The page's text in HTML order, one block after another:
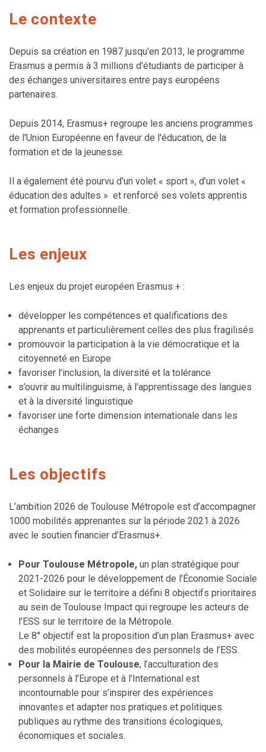
Le contexte
Depuis sa création en 1987 jusqu'en 2013, le programme
Erasmus a permis à 3 millions d'étudiants de participer à
des échanges universitaires entre pays européens
partenaires.
Depuis 2014, Erasmus+ regroupe les anciens programmes
de l'Union Européenne en faveur de l'éducation, de la
formation et de la jeunesse.
Il a également été pourvu d'un volet « sport », d’un volet «
éducation des adultes » et renforcé ses volets apprentis
et formation professionnelle.
Les enjeux
Les enjeux du projet européen Erasmus + :
développer les compétences et qualifications des
apprenants et particulièrement celles des plus fragilisés
promouvoir la participation à la vie démocratique et la
citoyenneté en Europe
favoriser l’inclusion, la diversité et la tolérance
s’ouvrir au multilinguisme, à l’apprentissage des langues
et à la diversité linguistique
favoriser une forte dimension internationale dans les
échanges
Les objectifs
L’ambition 2026 de Toulouse Métropole est d’accompagner
1000 mobilités apprenantes sur la période 2021 à 2026
avec le soutien financier d’Erasmus+.
Pour Toulouse Métropole, un plan stratégique pour
2021-2026 pour le développement de l’Économie Sociale
et Solidaire sur le territoire a défini 8 objectifs prioritaires
au sein de Toulouse Impact qui regroupe les acteurs de
l’ESS sur le territoire de la Métropole.
Le 8° objectif est la proposition d’un plan Erasmus+ avec
des mobilités européennes des personnels de l’ESS.
Pour la Mairie de Toulouse, l’acculturation des
personnels à l’Europe et à l’International est
incontournable pour s’inspirer des expériences
innovantes et adapter nos pratiques et politiques
publiques au rythme des transitions écologiques,
économiques et sociales.